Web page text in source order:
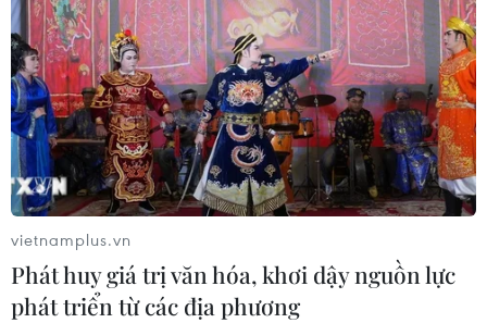
Để ASEAN không chỉ thích ứng với
thời đại, mà còn chủ động kiến tạo và
phát huy hiệu quả vai trò
08/08/2026 00:39
Indonesia không áp thuế chống bán
phá giá với nhựa từ Việt Nam
07/08/2026 14:45
vietnamplus.vn
Phát huy giá trị văn hóa, khơi dậy nguồn lực
phát triển từ các địa phương